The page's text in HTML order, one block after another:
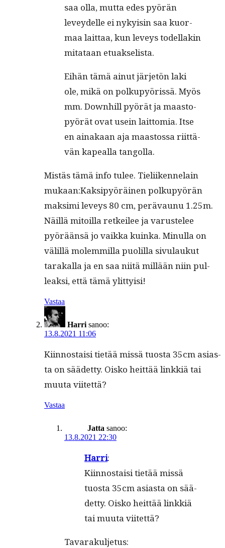
saa olla, mut­ta edes pyö­rän
levey­del­le ei nykyi­sin saa kuor­
maa lait­taa, kun lev­eys todel­la­kin
mita­taan etuakselista.
Eihän tämä ain­ut jär­je­tön laki
ole, mikä on pol­ku­pyö­ris­sä. Myös
mm. Down­hill pyö­rät ja maas­to­
pyö­rät ovat usein lait­to­mia. Itse
en aina­kaan aja maas­tos­sa riit­tä­
vän kapeal­la tangolla.
Mis­täs tämä info tulee. Tieli­iken­nelain
mukaan:Kaksipyöräinen polkupyörän
mak­si­mi lev­eys 80 cm, perä­vaunu 1.25m.
Näil­lä mitoil­la retkeilee ja varustelee
pyörään­sä jo vaik­ka kuin­ka. Min­ul­la on
välil­lä molem­mil­la puo­lil­la sivu­laukut
tarakalla ja en saa niitä mil­lään niin pul­
leak­si, että tämä ylittyisi!
Vastaa
Harri sanoo:
13.8.2021 11:06
Kiin­nos­taisi tietää mis­sä tuos­ta 35cm asi­as­
ta on säädet­ty. Oisko heit­tää linkkiä tai
muu­ta viitettä?
Vastaa
Jatta sanoo:
13.8.2021 22:30
Har­ri:
Kiin­nos­tai­si tie­tää mis­sä
tuos­ta 35cm asias­ta on sää­
det­ty. Ois­ko heit­tää link­kiä
tai muu­ta viitettä?
Tavarakul­je­tus: